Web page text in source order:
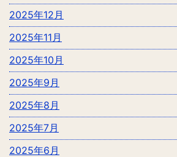
2025年12月
2025年11月
2025年10月
2025年9月
2025年8月
2025年7月
2025年6月